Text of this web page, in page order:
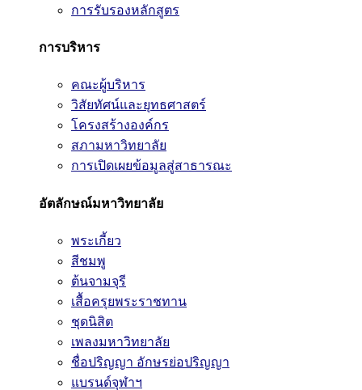
การรับรองหลักสูตร
การบริหาร
คณะผู้บริหาร
วิสัยทัศน์และยุทธศาสตร์
โครงสร้างองค์กร
สภามหาวิทยาลัย
การเปิดเผยข้อมูลสู่สาธารณะ
อัตลักษณ์มหาวิทยาลัย
พระเกี้ยว
สีชมพู
ต้นจามจุรี
เสื้อครุยพระราชทาน
ชุดนิสิต
เพลงมหาวิทยาลัย
ชื่อปริญญา อักษรย่อปริญญา
แบรนด์จุฬาฯ